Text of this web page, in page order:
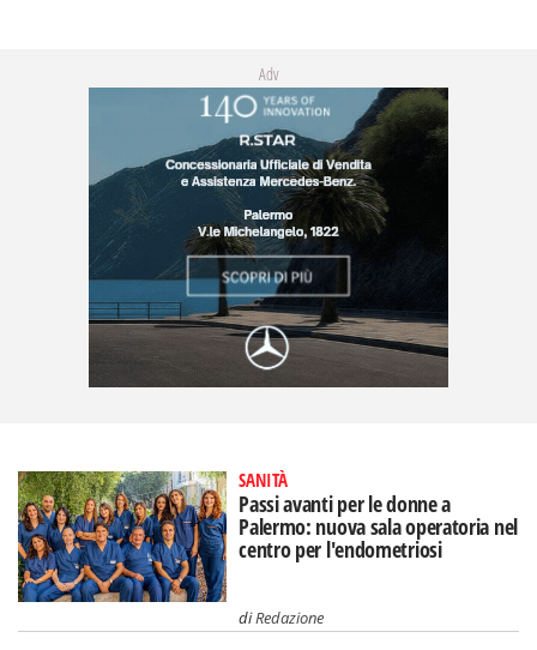
Adv
SANITÀ
Passi avanti per le donne a
Palermo: nuova sala operatoria nel
centro per l'endometriosi
diRedazione